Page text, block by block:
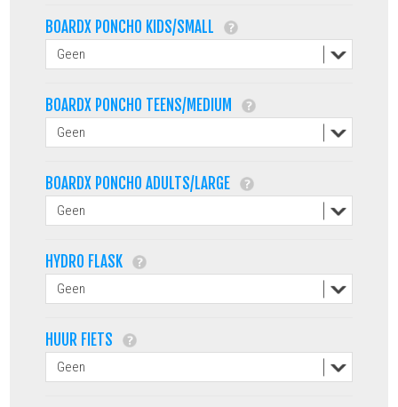
BOARDX PONCHO KIDS/SMALL
BOARDX PONCHO TEENS/MEDIUM
BOARDX PONCHO ADULTS/LARGE
HYDRO FLASK
HUUR FIETS